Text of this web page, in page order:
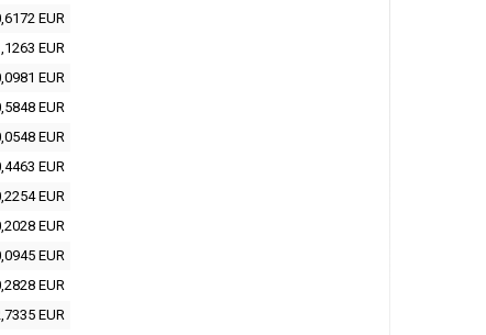
EUR
EUR
EUR
EUR
EUR
EUR
EUR
EUR
EUR
EUR
EUR